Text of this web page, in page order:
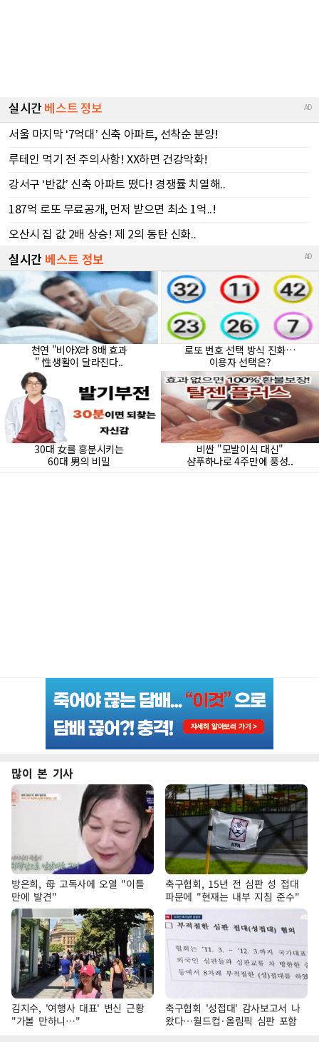
많이 본 기사
방은희, 母 고독사에 오열 "이틀
만에 발견"
축구협회, 15년 전 심판 성 접대
파문에 "현재는 내부 지침 준수"
김지수, '여행사 대표' 변신 근황
"가볼 만하니…"
축구협회 '성접대' 감사보고서 나
왔다…월드컵·올림픽 심판 포함